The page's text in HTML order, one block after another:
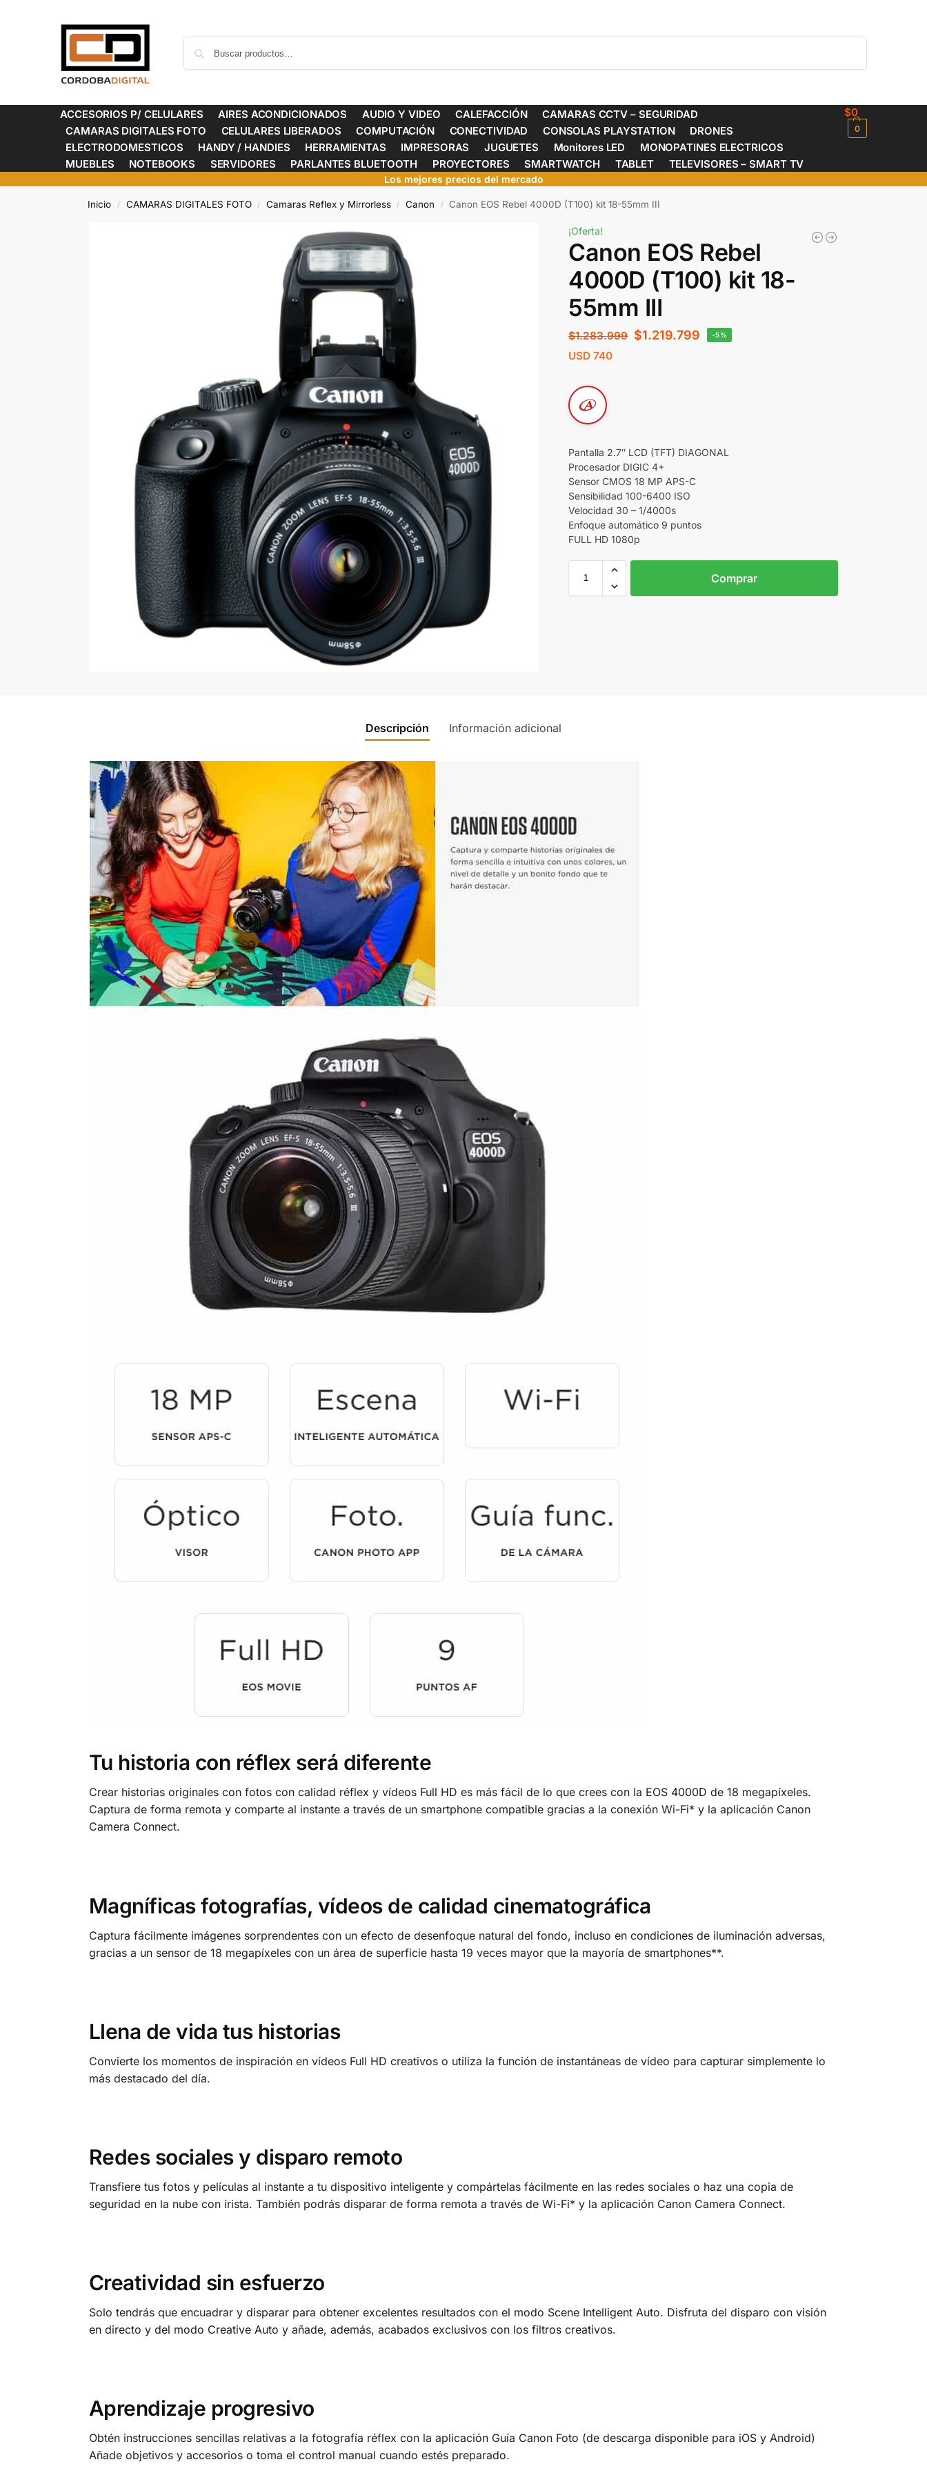
ACCESORIOS P/ CELULARES AIRES ACONDICIONADOS AUDIO Y VIDEO CALEFACCIÓN
CAMARAS CCTV – SEGURIDAD
CAMARAS DIGITALES FOTO
CELULARES LIBERADOS COMPUTACIÓN CONECTIVIDAD CONSOLAS PLAYSTATION
DRONES
ELECTRODOMESTICOS
HANDY / HANDIES HERRAMIENTAS IMPRESORAS JUGUETES Monitores LED
MONOPATINES ELECTRICOS
MUEBLES
NOTEBOOKS SERVIDORES PARLANTES BLUETOOTH PROYECTORES SMARTWATCH TABLET TELEVISORES – SMART TV
$0
0
Los mejores precios del mercado
Inicio / CAMARAS DIGITALES FOTO / Camaras Reflex y Mirrorless / Canon / Canon EOS Rebel 4000D (T100) kit 18-55mm III
¡Oferta!
Canon EOS Rebel
4000D (T100) kit 18-
55mm III
$1.283.999 $1.219.799
USD 740
-5%
Pantalla 2.7″ LCD (TFT) DIAGONAL
Procesador DIGIC 4+
Sensor CMOS 18 MP APS-C
Sensibilidad 100-6400 ISO
Velocidad 30 – 1/4000s
Enfoque automático 9 puntos
FULL HD 1080p
Comprar
Descripción Información adicional
Tu historia con réflex será diferente
Crear historias originales con fotos con calidad réflex y vídeos Full HD es más fácil de lo que crees con la EOS 4000D de 18 megapíxeles.
Captura de forma remota y comparte al instante a través de un smartphone compatible gracias a la conexión Wi-Fi* y la aplicación Canon
Camera Connect.
Magníficas fotografías, vídeos de calidad cinematográfica
Captura fácilmente imágenes sorprendentes con un efecto de desenfoque natural del fondo, incluso en condiciones de iluminación adversas,
gracias a un sensor de 18 megapíxeles con un área de superficie hasta 19 veces mayor que la mayoría de smartphones**.
Llena de vida tus historias
Convierte los momentos de inspiración en vídeos Full HD creativos o utiliza la función de instantáneas de vídeo para capturar simplemente lo
más destacado del día.
Redes sociales y disparo remoto
Transfiere tus fotos y películas al instante a tu dispositivo inteligente y compártelas fácilmente en las redes sociales o haz una copia de
seguridad en la nube con irista. También podrás disparar de forma remota a través de Wi-Fi* y la aplicación Canon Camera Connect.
Creatividad sin esfuerzo
Solo tendrás que encuadrar y disparar para obtener excelentes resultados con el modo Scene Intelligent Auto. Disfruta del disparo con visión
en directo y del modo Creative Auto y añade, además, acabados exclusivos con los filtros creativos.
Aprendizaje progresivo
Obtén instrucciones sencillas relativas a la fotografía réflex con la aplicación Guía Canon Foto (de descarga disponible para iOS y Android)
Añade objetivos y accesorios o toma el control manual cuando estés preparado.